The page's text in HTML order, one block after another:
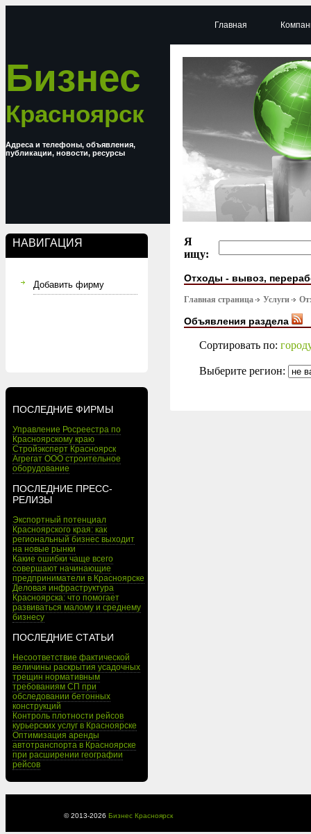
Бизнес
Красноярск
Адреса и телефоны, объявления,
публикации, новости, ресурсы
НАВИГАЦИЯ
Добавить фирму
ПОСЛЕДНИЕ ФИРМЫ
Управление Росреестра по
Красноярскому краю
Стройэксперт Красноярск
Агрегат ООО строительное
оборудование
ПОСЛЕДНИЕ ПРЕСС-
РЕЛИЗЫ
Экспортный потенциал
Красноярского края: как
региональный бизнес выходит
на новые рынки
Какие ошибки чаще всего
совершают начинающие
предприниматели в Красноярске
Деловая инфраструктура
Красноярска: что помогает
развиваться малому и среднему
бизнесу
ПОСЛЕДНИЕ СТАТЬИ
Несоответствие фактической
величины раскрытия усадочных
трещин нормативным
требованиям СП при
обследовании бетонных
конструкций
Контроль плотности рейсов
курьерских услуг в Красноярске
Оптимизация аренды
автотранспорта в Красноярске
при расширении географии
рейсов
Главная
Я
ищу:
Отходы - вывоз,
Главная страница Услуги
Объявления раздела
Сортировать по:
Выберите регион:
© 2013-2026 Бизнес Красноярск